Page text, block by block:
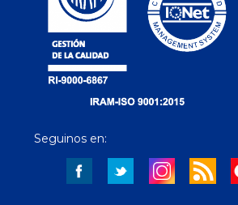
Seguinos en: